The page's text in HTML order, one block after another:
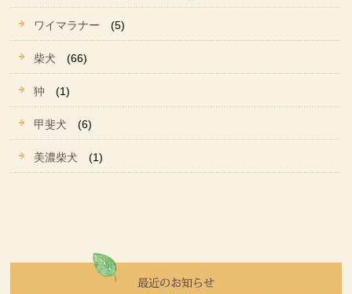
ワイマラナー (5)
柴犬 (66)
狆 (1)
甲斐犬 (6)
美濃柴犬 (1)